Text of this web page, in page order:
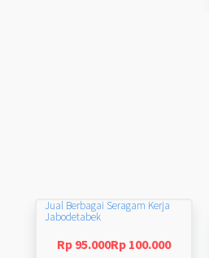
Jual Berbagai Seragam Kerja
Jabodetabek
Rp 95.000Rp 100.000